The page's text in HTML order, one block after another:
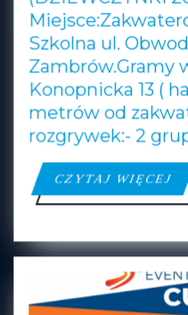
–
Szkolna ul.
Zambrów.Gramy
Konopnicka 13 (
metrów od
rozgrywek:- 2
CZYTAJ WIĘCEJ